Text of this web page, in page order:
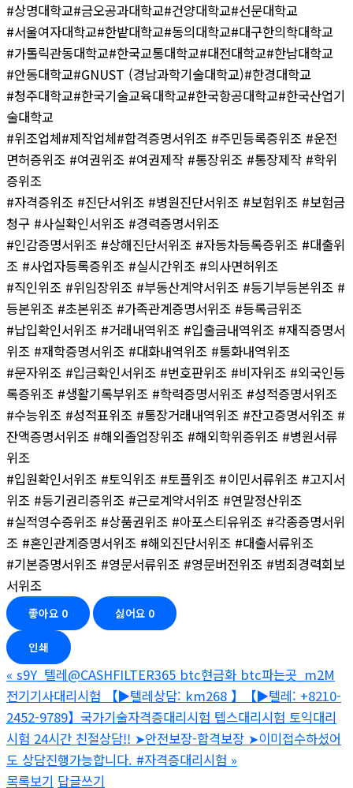
#상명대학교#금오공과대학교#건양대학교#선문대학교
#서울여자대학교#한밭대학교#동의대학교#대구한의학대학교
#가톨릭관동대학교#한국교통대학교#대전대학교#한남대학교
#안동대학교#GNUST (경남과학기술대학교)#한경대학교
#청주대학교#한국기술교육대학교#한국항공대학교#한국산업기
술대학교
#위조업체#제작업체#합격증명서위조 #주민등록증위조 #운전
면허증위조 #여권위조 #여권제작 #통장위조 #통장제작 #학위
증위조
#자격증위조 #진단서위조 #병원진단서위조 #보험위조 #보험금
청구 #사실확인서위조 #경력증명서위조
#인감증명서위조 #상해진단서위조 #자동차등록증위조 #대출위
조 #사업자등록증위조 #실시간위조 #의사면허위조
#직인위조 #위임장위조 #부동산계약서위조 #등기부등본위조 #
등본위조 #초본위조 #가족관계증명서위조 #등록금위조
#납입확인서위조 #거래내역위조 #입출금내역위조 #재직증명서
위조 #재학증명서위조 #대화내역위조 #통화내역위조
#문자위조 #입금확인서위조 #번호판위조 #비자위조 #외국인등
록증위조 #생활기록부위조 #학력증명서위조 #성적증명서위조
#수능위조 #성적표위조 #통장거래내역위조 #잔고증명서위조 #
잔액증명서위조 #해외졸업장위조 #해외학위증위조 #병원서류
위조
#입원확인서위조 #토익위조 #토플위조 #이민서류위조 #고지서
위조 #등기권리증위조 #근로계약서위조 #연말정산위조
#실적영수증위조 #상품권위조 #아포스티유위조 #각종증명서위
조 #혼인관계증명서위조 #해외진단서위조 #대출서류위조
#기본증명서위조 #영문서류위조 #영문버전위조 #범죄경력회보
서위조
좋아요 0 싫어요 0
인쇄
« s9Y_텔레@CASHFILTER365 btc현금화 btc파는곳_m2M
전기기사대리시험 【▶텔레상담: km268 】【▶텔레: +8210-
2452-9789】국가기술자격증대리시험 텝스대리시험 토익대리
시험 24시간 친절상담!! ➤안전보장-합격보장 ➤이미접수하셨어
도 상담진행가능합니다. #자격증대리시험 »
목록보기 답글쓰기